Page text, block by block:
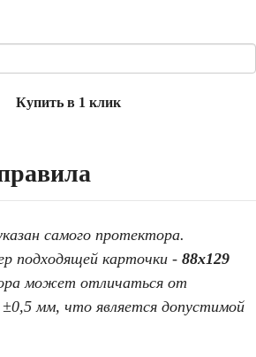
Купить в 1 клик
самого протектора.
подходящей карточки - 88х129
может отличаться от
±0,5 мм, что является допустимой